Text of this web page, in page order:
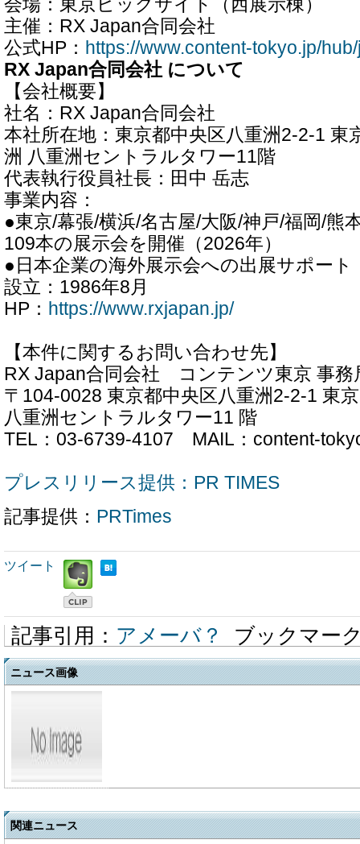
会場：東京ビッグサイト（西展示棟）
主催：RX Japan合同会社
公式HP： https://www.content-tokyo.jp/
RX Japan合同会社 について
【会社概要】
社名：RX Japan合同会社
本社所在地：東京都中央区八重洲2-2-1 東
洲 八重洲セントラルタワー11階
代表執行役員社長：田中 岳志
事業内容：
●東京/幕張/横浜/名古屋/大阪/神戸/福岡/熊
109本の展示会を開催（2026年）
●日本企業の海外展示会への出展サポート
設立：1986年8月
HP： https://www.rxjapan.jp/
【本件に関するお問い合わせ先】
RX Japan合同会社 コンテンツ東京 事務
〒104-0028 東京都中央区八重洲2-2-1 東
八重洲セントラルタワー11 階
TEL：03-6739-4107 MAIL：content-
プレスリリース提供：PR TIMES
記事提供： PRTimes
ツイート
記事引用： アメーバ？ ブックマー
ニュース画像
関連ニュース